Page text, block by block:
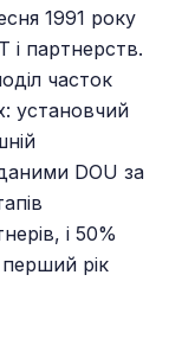
1991 року
партнерств.
часток
установчий
DOU за
і 50%
рік